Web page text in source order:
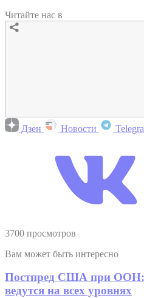
Читайте нас в
Дзен Новости
3700 просмотров
Вам может быть интересно
Постпред США при ООН:
ведутся на всех уровнях